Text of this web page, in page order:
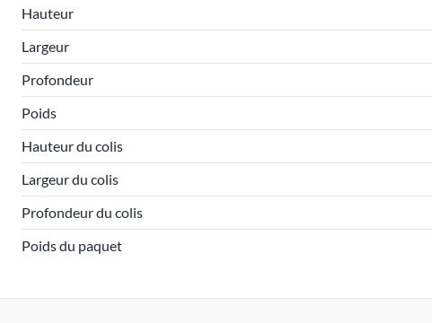
Hauteur
Largeur
Profondeur
Poids
Hauteur du colis
Largeur du colis
Profondeur du colis
Poids du paquet